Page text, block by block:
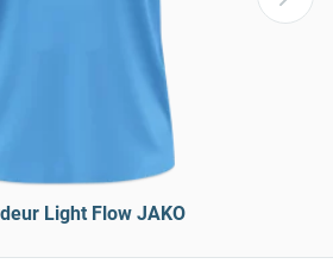
Light Flow JAKO